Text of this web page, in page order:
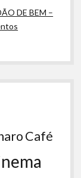
DE BEM –
Café